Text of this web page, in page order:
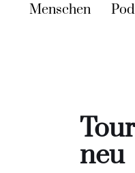
Menschen
neu